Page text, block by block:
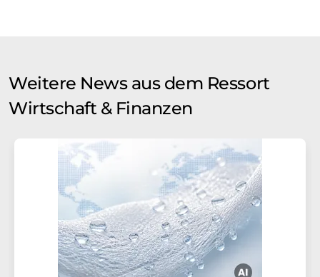
Weitere News aus dem Ressort
Wirtschaft & Finanzen